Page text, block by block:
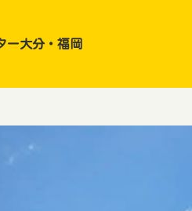
ー大分・福岡